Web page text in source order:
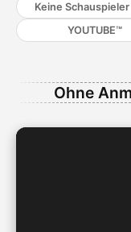
Keine Schauspieler
YOUTUBE™
Ohne